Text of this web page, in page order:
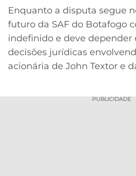
Enquanto a disputa segue
futuro da SAF do Botafogo
indefinido e deve depender
decisões jurídicas
acionária de John Textor e
PUBLICIDADE